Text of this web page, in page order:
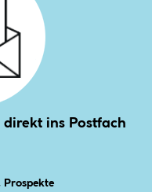
ins Postfach
Prospekte